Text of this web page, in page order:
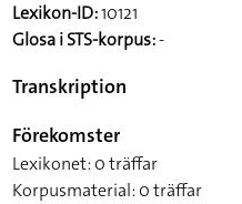
Lexikon-ID:10121
Glosa i STS-korpus:-
Transkription
Förekomster
Lexikonet: 0 träffar
Korpusmaterial: 0 träffar